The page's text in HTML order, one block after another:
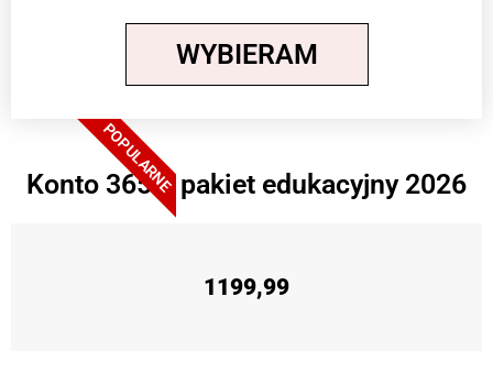
WYBIERAM
POPULARNE
Konto 365 + pakiet edukacyjny 2026
1199,99